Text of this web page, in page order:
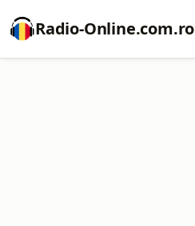
Radio-Online.com.ro